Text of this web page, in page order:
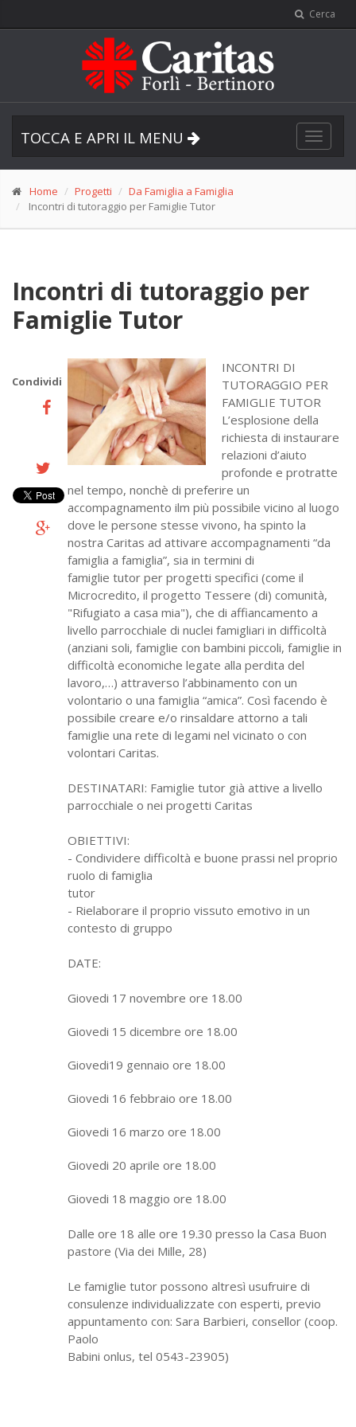
Cerca
TOCCA E APRI IL MENU
Toggle
Home Progetti
Da Famiglia a Famiglia
Incontri di tutoraggio per Famiglie Tutor
Incontri di tutoraggio per
Famiglie Tutor
Condividi
INCONTRI DI
TUTORAGGIO PER
FAMIGLIE TUTOR
L’esplosione della
richiesta di instaurare
relazioni d’aiuto
profonde e protratte
nel tempo, nonchè di preferire un
accompagnamento ilm più possibile vicino al luogo
dove le persone stesse vivono, ha spinto la
nostra Caritas ad attivare accompagnamenti “da
famiglia a famiglia”, sia in termini di
famiglie tutor per progetti specifici (come il
Microcredito, il progetto Tessere (di) comunità,
"Rifugiato a casa mia"), che di affiancamento a
livello parrocchiale di nuclei famigliari in difficoltà
(anziani soli, famiglie con bambini piccoli, famiglie in
difficoltà economiche legate alla perdita del
lavoro,…) attraverso l’abbinamento con un
volontario o una famiglia “amica”. Così facendo è
possibile creare e/o rinsaldare attorno a tali
famiglie una rete di legami nel vicinato o con
volontari Caritas.
DESTINATARI: Famiglie tutor già attive a livello
parrocchiale o nei progetti Caritas
OBIETTIVI:
- Condividere difficoltà e buone prassi nel proprio
ruolo di famiglia
tutor
- Rielaborare il proprio vissuto emotivo in un
contesto di gruppo
DATE:
Giovedi 17 novembre ore 18.00
Giovedi 15 dicembre ore 18.00
Giovedi19 gennaio ore 18.00
Giovedi 16 febbraio ore 18.00
Giovedi 16 marzo ore 18.00
Giovedi 20 aprile ore 18.00
Giovedi 18 maggio ore 18.00
Dalle ore 18 alle ore 19.30 presso la Casa Buon
pastore (Via dei Mille, 28)
Le famiglie tutor possono altresì usufruire di
consulenze individualizzate con esperti, previo
appuntamento con: Sara Barbieri, consellor (coop.
Paolo
Babini onlus, tel 0543-23905)